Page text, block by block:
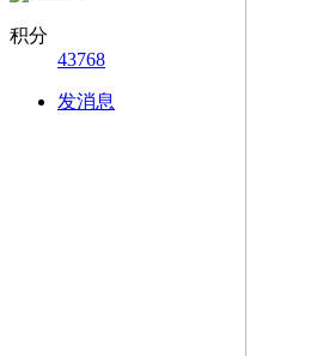
积分
43768
发消息